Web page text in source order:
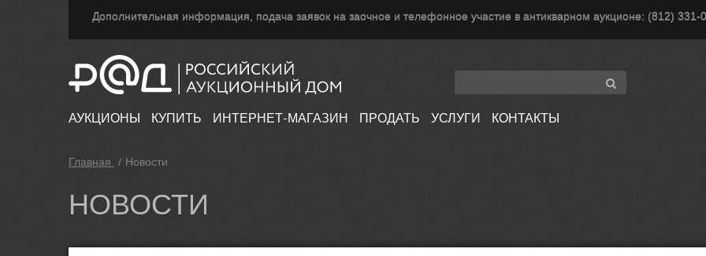
Дополнительная информация, подача заявок на заочное и телефонное участие в антикварном аукционе: (812)
АУКЦИОНЫ КУПИТЬ ИНТЕРНЕТ-МАГАЗИН ПРОДАТЬ УСЛУГИ КОНТАКТЫ
Главная / Новости
НОВОСТИ